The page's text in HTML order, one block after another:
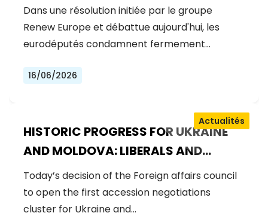
Dans une résolution initiée par le groupe
Renew Europe et débattue aujourd'hui, les
eurodéputés condamnent fermement…
16/06/2026
HISTORIC PROGRESS FOR UKRAINE
AND MOLDOVA: LIBERALS AND
DEMOCRATS WELCOME THE OPENING
OF THE FIRST ACCESSION
NEGOTIATIONS CLUSTER
Actualités
Today’s decision of the Foreign affairs council
to open the first accession negotiations
cluster for Ukraine and…